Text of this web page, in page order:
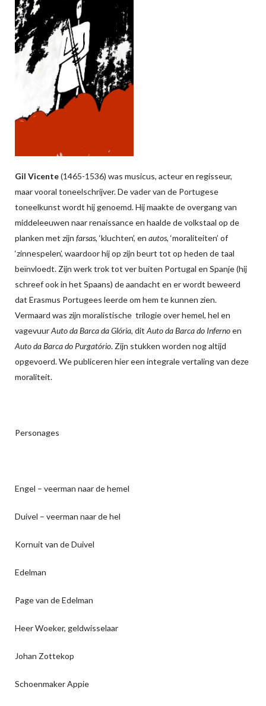
Gil Vicente(1465-1536) was musicus, acteur en regisseur,
maar vooral toneelschrijver. De vader van de Portugese
toneelkunst wordt hij genoemd. Hij maakte de overgang van
middeleeuwen naar renaissance en haalde de volkstaal op de
planken met zijn farsas, ‘kluchten’, en autos, ‘moraliteiten’ of
‘zinnespelen’, waardoor hij op zijn beurt tot op heden de taal
beïnvloedt. Zijn werk trok tot ver buiten Portugal en Spanje (hij
schreef ook in het Spaans) de aandacht en er wordt beweerd
dat Erasmus Portugees leerde om hem te kunnen zien.
Vermaard was zijn moralistische trilogie over hemel, hel en
vagevuurAuto da Barca da Glória, dit Auto da Barca do Infernoen
Auto da Barca do Purgatório. Zijn stukken worden nog altijd
opgevoerd. We publiceren hier een integrale vertaling van deze
moraliteit.
Personages
Engel – veerman naar de hemel
Duivel – veerman naar de hel
Kornuit van de Duivel
Edelman
Page van de Edelman
Heer Woeker, geldwisselaar
Johan Zottekop
Schoenmaker Appie